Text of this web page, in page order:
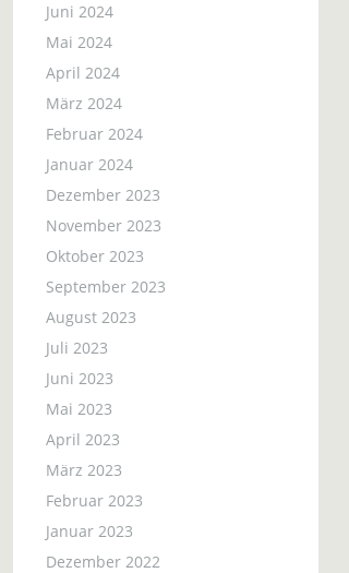
Juni 2024
Mai 2024
April 2024
März 2024
Februar 2024
Januar 2024
Dezember 2023
November 2023
Oktober 2023
September 2023
August 2023
Juli 2023
Juni 2023
Mai 2023
April 2023
März 2023
Februar 2023
Januar 2023
Dezember 2022